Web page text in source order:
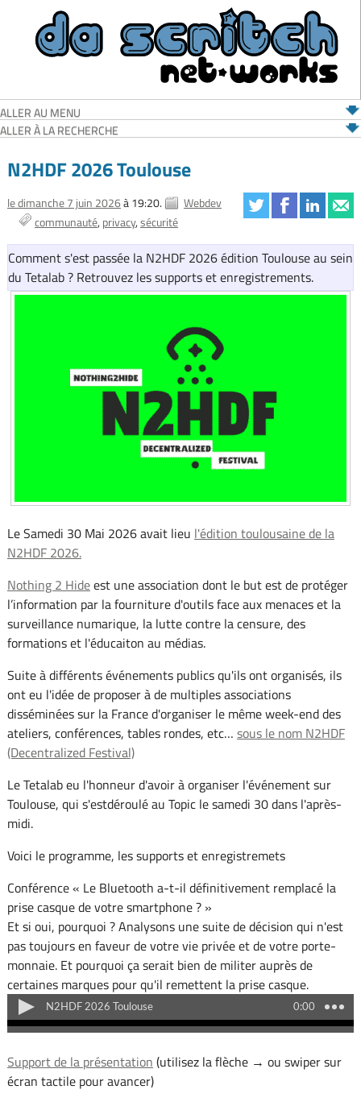
ALLER AU MENU
ALLER À LA RECHERCHE
N2HDF 2026 Toulouse
le dimanche 7 juin 2026à 19:20.
Webdev
communauté privacy sécurité
Comment s'est passée la N2HDF 2026 édition Toulouse au sein
du Tetalab ? Retrouvez les supports et enregistrements.
Le Samedi 30 Mai 2026 avait lieu l'édition toulousaine de la
N2HDF 2026.
Nothing 2 Hideest une association dont le but est de protéger
l’information par la fourniture d'outils face aux menaces et la
surveillance numarique, la lutte contre la censure, des
formations et l'éducaiton au médias.
Suite à différents événements publics qu'ils ont organisés, ils
ont eu l'idée de proposer à de multiples associations
disséminées sur la France d'organiser le même week-end des
ateliers, conférences, tables rondes, etc… sous le nom N2HDF
(Decentralized Festival)
Le Tetalab eu l'honneur d'avoir à organiser l'événement sur
Toulouse, qui s'estdéroulé au Topic le samedi 30 dans l'après-
midi.
Voici le programme, les supports et enregistremets
Conférence « Le Bluetooth a-t-il définitivement remplacé la
prise casque de votre smartphone ? »
Et si oui, pourquoi ? Analysons une suite de décision qui n'est
pas toujours en faveur de votre vie privée et de votre porte-
monnaie. Et pourquoi ça serait bien de militer auprès de
certaines marques pour qu'il remettent la prise casque.
Support de la présentation (utilisez la flèche → ou swiper sur
écran tactile pour avancer)